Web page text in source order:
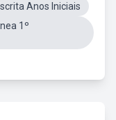
Anos Iniciais
1º